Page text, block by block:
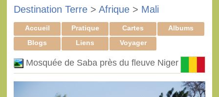
Destination Terre > Afrique > Mali
Accueil Pratique Cartes
Albums
Blogs
Liens Voyager
Mosquée de Saba près du fleuve Niger